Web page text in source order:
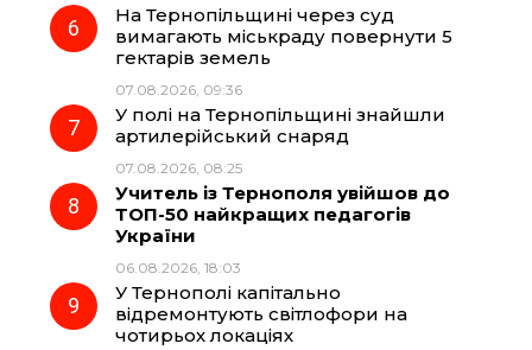
На Тернопільщині через суд
вимагають міськраду повернути 5
гектарів земель
07.08.2026, 09:36
У полі на Тернопільщині знайшли
артилерійський снаряд
07.08.2026, 08:25
Учитель із Тернополя увійшов до
ТОП-50 найкращих педагогів
України
06.08.2026, 18:03
У Тернополі капітально
відремонтують світлофори на
чотирьох локаціях